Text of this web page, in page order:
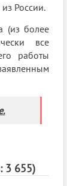
России.
(из более
все
работы
3 655)